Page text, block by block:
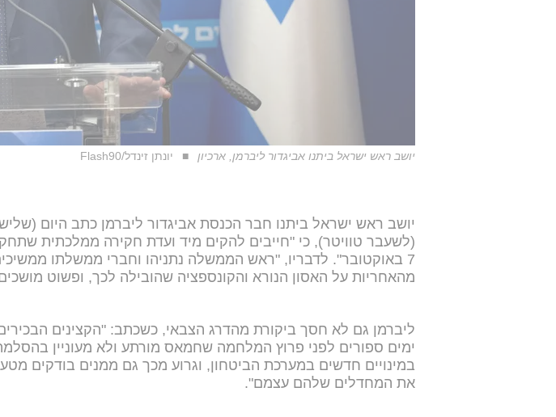
יושב ראש ישראל ביתנו אביגדור ליברמן, ארכיון יונתן זינדל/Flash90
(לשעבר טוויטר), כי "חייבים להקים מיד ועדת חקירה ממלכתית
7 באוקטובר". לדבריו, "ראש הממשלה נתניהו וחברי ממשלתו
מהאחריות על האסון הנורא והקונספציה שהובילה לכך, ופשוט
ליברמן גם לא חסך ביקורת מהדרג הצבאי, כשכתב: "הקצינים
ימים ספורים לפני פרוץ המלחמה שחמאס מורתע ולא מעוניין
במינויים חדשים במערכת הביטחון, וגרוע מכך גם ממנים בודקים
את המחדלים שלהם עצמם".